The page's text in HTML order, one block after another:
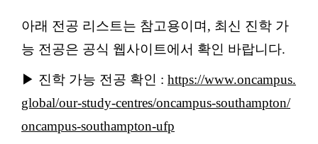
아래 전공 리스트는 참고용이며, 최신 진학 가
능 전공은 공식 웹사이트에서 확인 바랍니다.
▶ 진학 가능 전공 확인 : https://www.oncampus.
global/our-study-centres/oncampus-southampton/
oncampus-southampton-ufp